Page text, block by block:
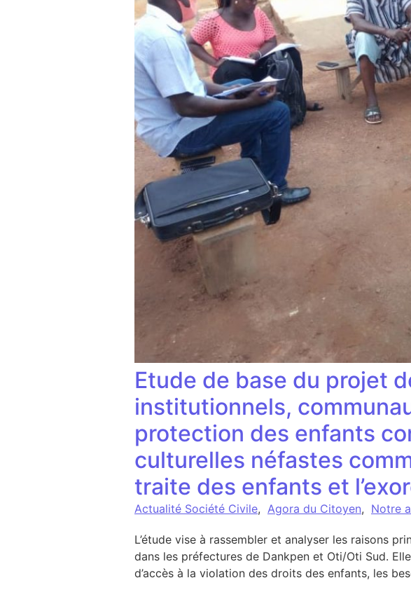
Etude de base du projet
institutionnels,
protection des enfants
culturelles néfastes
traite des enfants et
Actualité Société Civile, Agora du Citoyen, Notre
L’étude vise à rassembler et analyser les raisons
dans les préfectures de Dankpen et Oti/Oti Sud.
d’accès à la violation des droits des enfants, les